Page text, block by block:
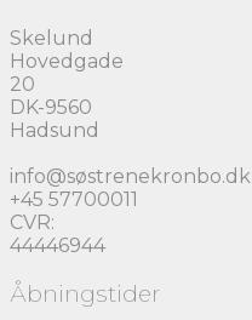
Skelund
Hovedgade
20
DK-9560
Hadsund
info@søstrenekronbo.dk
+45 57700011
CVR:
44446944
Åbningstider